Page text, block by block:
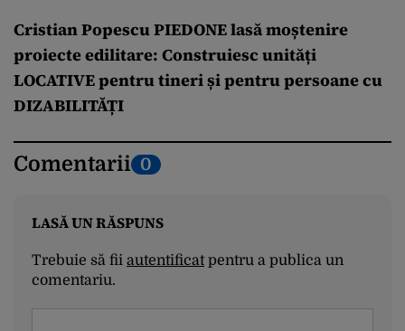
Cristian Popescu PIEDONE lasă moștenire
proiecte edilitare: Construiesc unități
LOCATIVE pentru tineri și pentru persoane cu
DIZABILITĂȚI
Comentarii 0
LASĂ UN RĂSPUNS
Trebuie să fii autentificatpentru a publica un
comentariu.